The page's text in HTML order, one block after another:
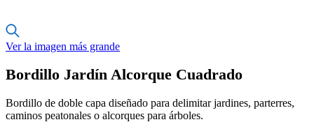
Ver la imagen más grande
Bordillo Jardín Alcorque Cuadrado
Bordillo de doble capa diseñado para delimitar jardines, parterres,
caminos peatonales o alcorques para árboles.